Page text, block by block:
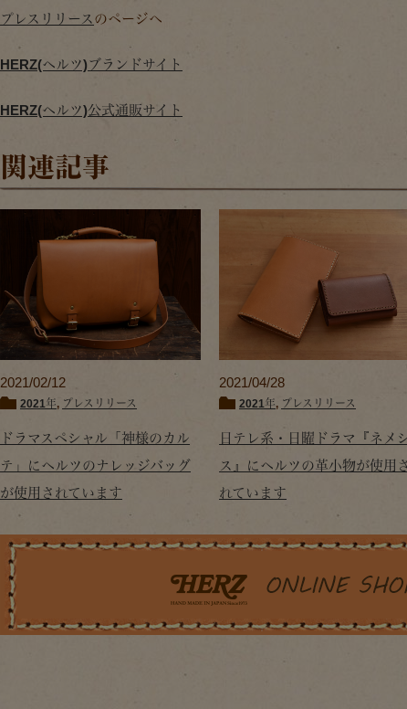
プレスリリースのページへ
HERZ(ヘルツ)ブランドサイト
HERZ(ヘルツ)公式通販サイト
関連記事
2021/02/12
2021年, プレスリリース
ドラマスペシャル「神様のカル
テ」にヘルツのナレッジバッグ
が使用されています
2021/04/28
2021年, プレスリリース
日テレ系・日曜ドラマ『ネメ
ス』にヘルツの革小物が使用
れています